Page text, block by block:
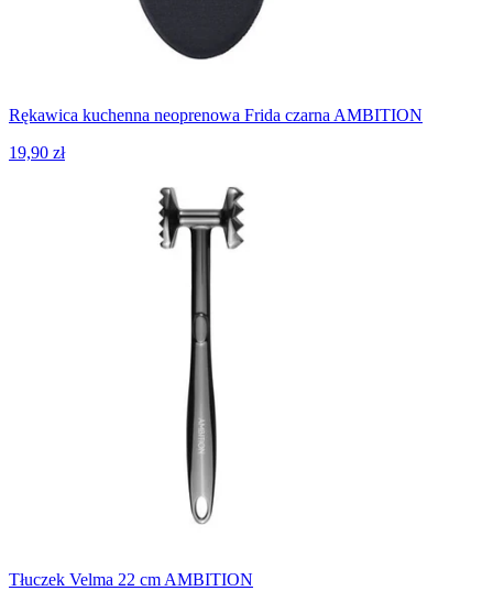
Rękawica kuchenna neoprenowa Frida czarna AMBITION
19,90 zł
Tłuczek Velma 22 cm AMBITION